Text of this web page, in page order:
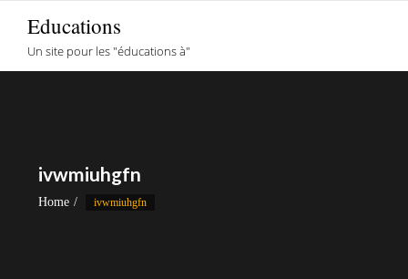
content
Educations
Un site pour les "éducations à"
ivwmiuhgfn
Home ivwmiuhgfn